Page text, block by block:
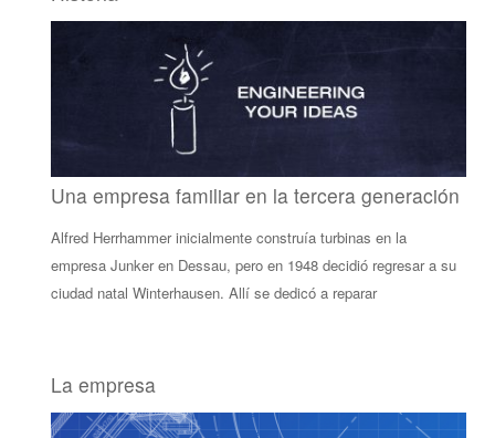
Una empresa familiar en la tercera generación
Alfred Herrhammer inicialmente construía turbinas en la
empresa Junker en Dessau, pero en 1948 decidió regresar a su
ciudad natal Winterhausen. Allí se dedicó a reparar
La empresa